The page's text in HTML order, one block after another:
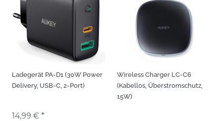
Ladegerät PA-D1 (30W Power
Delivery, USB-C, 2-Port)
14,99 € *
Wireless Charger LC-C6
(Kabellos, Überstromschutz,
15W)